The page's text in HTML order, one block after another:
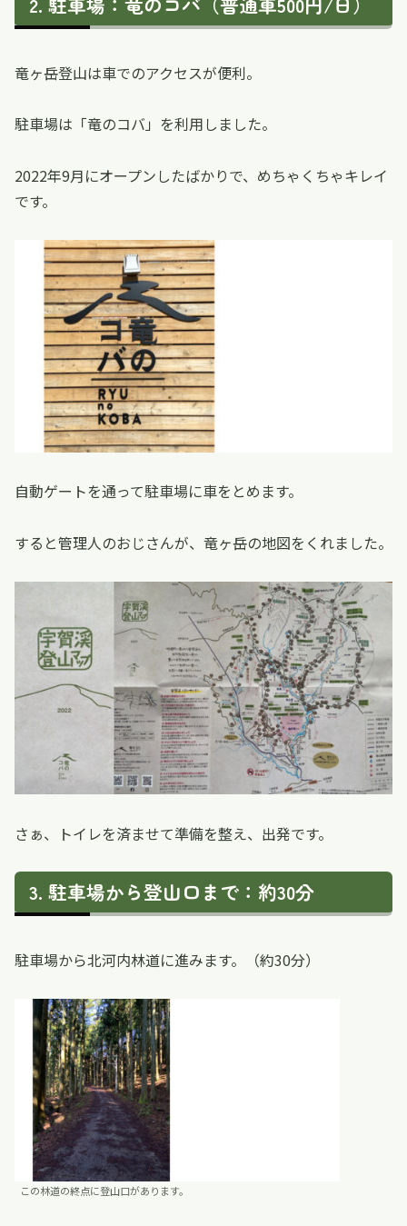
竜ヶ岳登山は車でのアクセスが便利。
駐車場は「竜のコバ」を利用しました。
2022年9月にオープンしたばかりで、めちゃくちゃキレイ
です。
自動ゲートを通って駐車場に車をとめます。
すると管理人のおじさんが、竜ヶ岳の地図をくれました。
さぁ、トイレを済ませて準備を整え、出発です。
駐車場から登山口まで：約30分
駐車場から北河内林道に進みます。（約30分）
この林道の終点に登山口があります。